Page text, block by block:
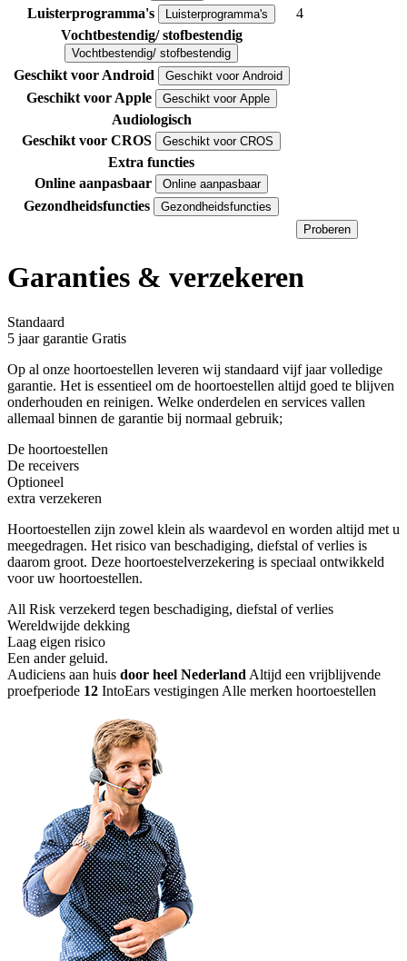
Luisterprogramma's
Luisterprogramma's
4
Vochtbestendig/ stofbestendig
Vochtbestendig/ stofbestendig
Geschikt voor Android Geschikt voor Android
Geschikt voor Apple Geschikt voor Apple
Audiologisch
Geschikt voor CROS
Geschikt voor CROS
Extra functies
Online aanpasbaar
Online aanpasbaar
Gezondheidsfuncties
Gezondheidsfuncties
Proberen
Garanties & verzekeren
Standaard
5 jaar garantie Gratis
Op al onze hoortoestellen leveren wij standaard vijf jaar volledige
garantie. Het is essentieel om de hoortoestellen altijd goed te blijven
onderhouden en reinigen. Welke onderdelen en services vallen
allemaal binnen de garantie bij normaal gebruik;
De hoortoestellen
De receivers
Optioneel
extra verzekeren
Hoortoestellen zijn zowel klein als waardevol en worden altijd met u
meegedragen. Het risico van beschadiging, diefstal of verlies is
daarom groot. Deze hoortoestelverzekering is speciaal ontwikkeld
voor uw hoortoestellen.
All Risk verzekerd tegen beschadiging, diefstal of verlies
Wereldwijde dekking
Laag eigen risico
Een ander geluid.
Audiciens aan huis door heel Nederland Altijd een vrijblijvende
proefperiode 12 IntoEars vestigingen Alle merken hoortoestellen